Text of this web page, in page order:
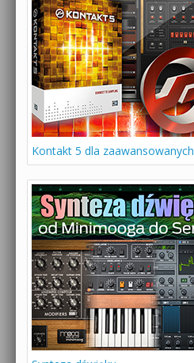
Kontakt 5 dla zaawansowanych